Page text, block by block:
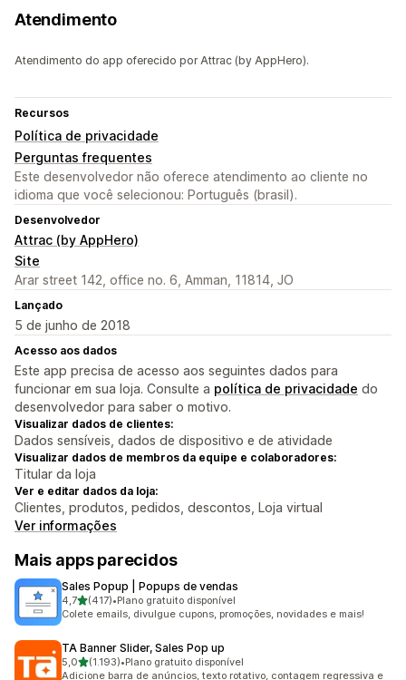
Atendimento
Atendimento do app oferecido por Attrac (by AppHero).
Recursos
Política de privacidade
Perguntas frequentes
Este desenvolvedor não oferece atendimento ao cliente no
idioma que você selecionou: Português (brasil).
Desenvolvedor
Attrac (by AppHero)
Site
Arar street 142, office no. 6, Amman, 11814, JO
Lançado
5 de junho de 2018
Acesso aos dados
Este app precisa de acesso aos seguintes dados para
funcionar em sua loja. Consulte a política de privacidade do
desenvolvedor para saber o motivo.
Visualizar dados de clientes:
Dados sensíveis, dados de dispositivo e de atividade
Visualizar dados de membros da equipe e colaboradores:
Titular da loja
Ver e editar dados da loja:
Clientes, produtos, pedidos, descontos, Loja virtual
Ver informações
Mais apps parecidos
Sales Popup | Popups de vendas
4,7de 5 estrelas
(417)
417 avaliações ao todo
•Plano gratuito disponível
Colete emails, divulgue cupons, promoções, novidades e mais!
TA Banner Slider, Sales Pop up
5,0de 5 estrelas
(1.193)
1193 avaliações ao todo
•Plano gratuito disponível
Adicione barra de anúncios, texto rotativo, contagem regressiva e